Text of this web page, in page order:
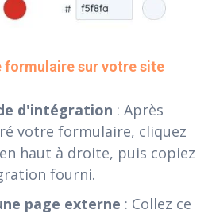
formulaire sur votre site
d'intégration : Après
votre formulaire, cliquez
en haut à droite, puis copiez
fourni.
page externe : Collez ce